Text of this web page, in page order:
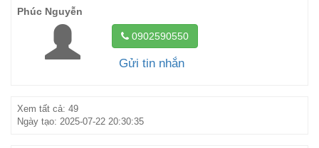
Phúc Nguyễn
0902590550
Gửi tin nhắn
Xem tất cả: 49
Ngày tạo: 2025-07-22 20:30:35